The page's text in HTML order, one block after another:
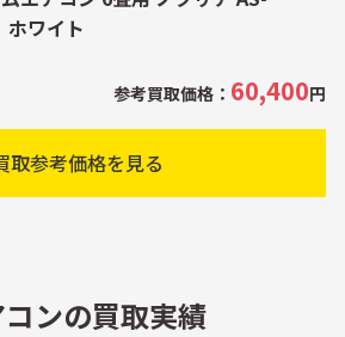
ホワイト
参考買取価格： 60,400円
取参考価格を見る
ンの買取実績